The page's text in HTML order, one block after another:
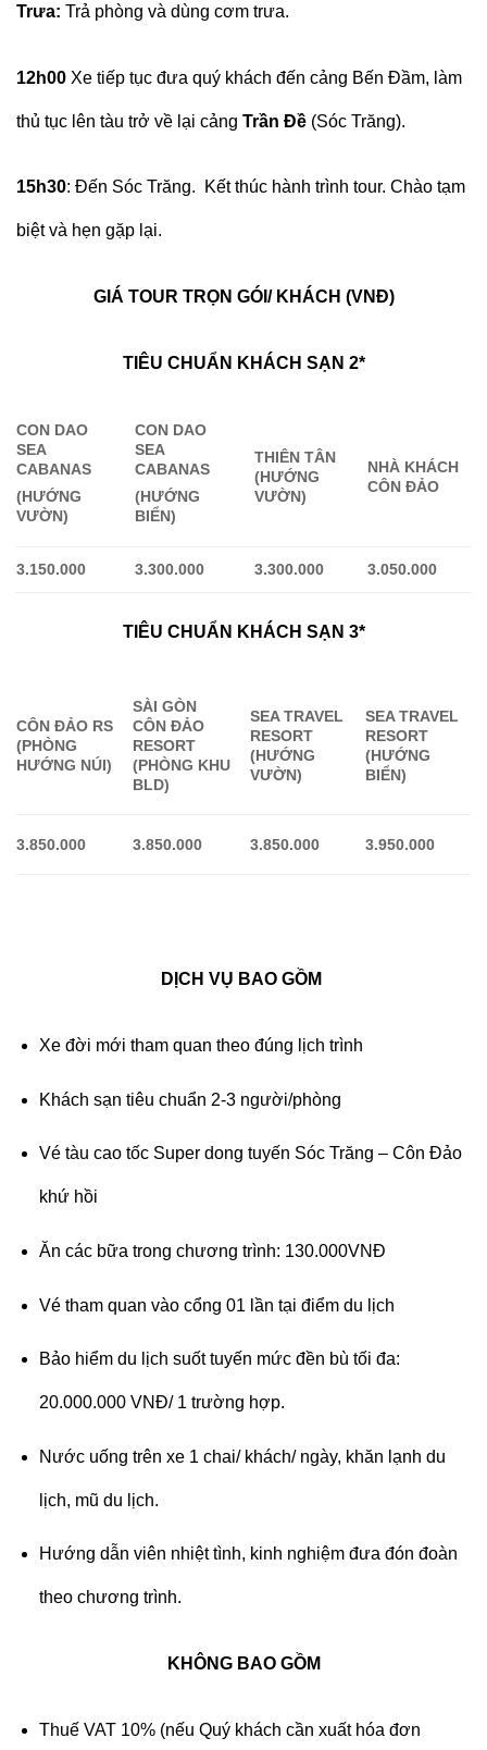
Trưa: Trả phòng và dùng cơm trưa.
12h00 Xe tiếp tục đưa quý khách đến cảng Bến Đầm, làm
thủ tục lên tàu trở về lại cảng Trần Đề (Sóc Trăng).
15h30: Đến Sóc Trăng. Kết thúc hành trình tour. Chào tạm
biệt và hẹn gặp lại.
GIÁ TOUR TRỌN GÓI/ KHÁCH (VNĐ)
TIÊU CHUẨN KHÁCH SẠN 2*
CON DAO
SEA
CABANAS
(HƯỚNG
VƯỜN)
CON DAO
SEA
CABANAS
(HƯỚNG
BIỂN)
THIÊN TÂN
(HƯỚNG
VƯỜN)
NHÀ KHÁCH
CÔN ĐẢO
3.150.000 3.300.000 3.300.000 3.050.000
TIÊU CHUẨN KHÁCH SẠN 3*
CÔN ĐẢO RS
(PHÒNG
HƯỚNG NÚI)
SÀI GÒN
CÔN ĐẢO
RESORT
(PHÒNG KHU
BLD)
SEA TRAVEL
RESORT
(HƯỚNG
VƯỜN)
SEA TRAVEL
RESORT
(HƯỚNG
BIỂN)
3.850.000 3.850.000 3.850.000 3.950.000
DỊCH VỤ BAO GỒM
Xe đời mới tham quan theo đúng lịch trình
Khách sạn tiêu chuẩn 2-3 người/phòng
Vé tàu cao tốc Super dong tuyến Sóc Trăng – Côn Đảo
khứ hồi
Ăn các bữa trong chương trình: 130.000VNĐ
Vé tham quan vào cổng 01 lần tại điểm du lịch
Bảo hiểm du lịch suốt tuyến mức đền bù tối đa:
20.000.000 VNĐ/ 1 trường hợp.
Nước uống trên xe 1 chai/ khách/ ngày, khăn lạnh du
lịch, mũ du lịch.
Hướng dẫn viên nhiệt tình, kinh nghiệm đưa đón đoàn
theo chương trình.
KHÔNG BAO GỒM
Thuế VAT 10% (nếu Quý khách cần xuất hóa đơn